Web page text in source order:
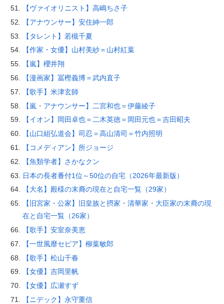
【ヴァイオリニスト】高嶋ちさ子
【アナウンサー】安住紳一郎
【タレント】若槻千夏
【作家・女優】山村美紗＝山村紅葉
【嵐】櫻井翔
【漫画家】冨樫義博＝武内直子
【歌手】米津玄師
【嵐・アナウンサー】二宮和也＝伊藤綾子
【イオン】岡田卓也＝二木英徳＝岡田元也＝吉田昭夫
【山口組弘道会】司忍＝高山清司＝竹内照明
【コメディアン】所ジョージ
【魚類学者】さかなクン
日本の長者番付1位～50位の自宅（2026年最新版）
【大名】殿様の末裔の現在と自宅一覧（29家）
【旧宮家・公家】旧皇族と摂家・清華家・大臣家の末裔の現
在と自宅一覧（26家）
【歌手】安室奈美恵
【一世風靡セピア】柳葉敏郎
【歌手】松山千春
【女優】吉岡里帆
【女優】広瀬すず
【ニデック】永守重信